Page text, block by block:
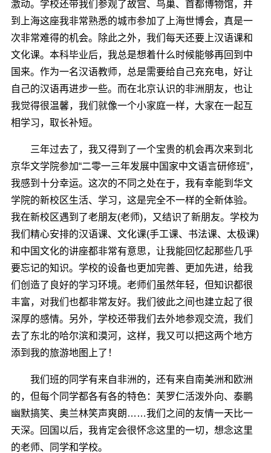
激动。学校还带我们参观了故宫、鸟巢、首都博物馆，并
到上海这座我非常熟悉的城市参加了上海世博会，真是一
次非常难得的机会。除此之外，我们每天还要上汉语课和
文化课。本科毕业后，我总是想着什么时候能够再回到中
国来。作为一名汉语教师，总是需要给自己充充电，好让
自己的汉语再进步一些。而在北京认识的非洲朋友，也让
我觉得很温馨，我们就像一个小家庭一样，大家在一起互
相学习，取长补短。
三年过去了，我又得到了一个宝贵的机会再次来到北
京华文学院参加“二零一三年发展中国家中文语言研修班”，
我感到十分幸运。这次的不同之处在于，我有幸能到华文
学院的新校区生活、学习，这是完全不一样的全新体验。
我在新校区遇到了老朋友(老师)，又结识了新朋友。学校为
我们精心安排的汉语课、文化课(手工课、书法课、太极课)
和中国文化的讲座都非常有意思，让我能回忆起那些几乎
要忘记的知识。学校的设备也更加完善、更加先进，给我
们创造了良好的学习环境。老师们虽然年轻，但知识都很
丰富，对我们也都非常友好。我们彼此之间也建立起了很
深厚的感情。另外，学校还带我们去外地参观交流，我们
去了东北的哈尔滨和漠河，这样，我又可以把这两个地方
添到我的旅游地图上了！
我们班的同学有来自非洲的，还有来自南美洲和欧洲
的，但每个同学都各有各的特色：芙罗仁活泼外向、泰鹏
幽默搞笑、奥兰林笑声爽朗……我们之间的友情一天比一
天深。回国以后，我肯定会很怀念这里的一切，想念这里
的老师、同学和学校。